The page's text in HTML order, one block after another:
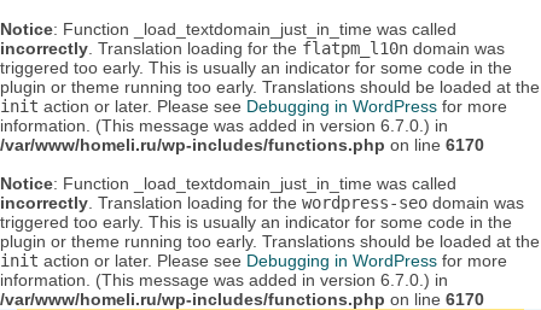
Notice: Function _load_textdomain_just_in_time was called
incorrectly . Translation loading for the flatpm_l10n domain was
triggered too early. This is usually an indicator for some code in the
plugin or theme running too early. Translations should be loaded at the
init action or later. Please see Debugging in WordPress for more
information. (This message was added in version 6.7.0.) in
/var/www/homeli.ru/wp-includes/functions.php on line 6170
Notice: Function _load_textdomain_just_in_time was called
incorrectly . Translation loading for the wordpress-seo domain was
triggered too early. This is usually an indicator for some code in the
plugin or theme running too early. Translations should be loaded at the
init action or later. Please see Debugging in WordPress for more
information. (This message was added in version 6.7.0.) in
/var/www/homeli.ru/wp-includes/functions.php on line 6170